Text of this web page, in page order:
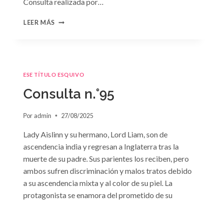
LEER MÁS CONSULTA
ESE TÍTULO ESQUIVO
Consulta n.°95
Por admin 27/08/2025
Lady Aislinn y su hermano, Lord Liam, son de
ascendencia india y regresan a Inglaterra tras la
muerte de su padre. Sus parientes los reciben, pero
ambos sufren discriminación y malos tratos debido
a su ascendencia mixta y al color de su piel. La
protagonista se enamora del prometido de su